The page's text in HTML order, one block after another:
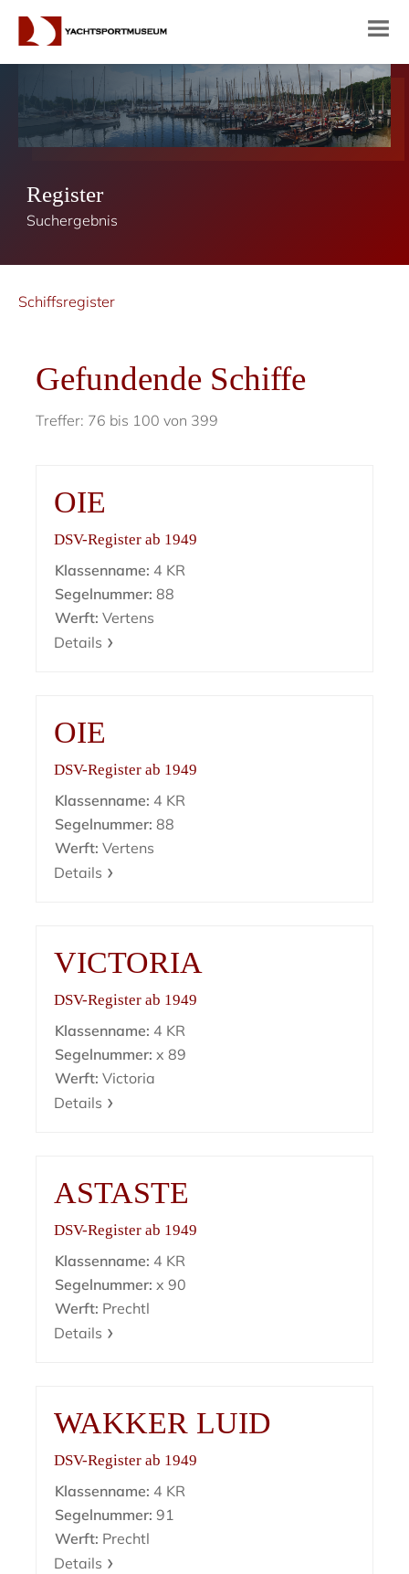
Register
Suchergebnis
Schiffsregister
Gefundende Schiffe
Treffer: 76 bis 100 von 399
OIE
DSV-Register ab 1949
Klassenname: 4 KR
Segelnummer: 88
Werft: Vertens
Details
OIE
DSV-Register ab 1949
Klassenname: 4 KR
Segelnummer: 88
Werft: Vertens
Details
VICTORIA
DSV-Register ab 1949
Klassenname: 4 KR
Segelnummer: x 89
Werft: Victoria
Details
ASTASTE
DSV-Register ab 1949
Klassenname: 4 KR
Segelnummer: x 90
Werft: Prechtl
Details
WAKKER LUID
DSV-Register ab 1949
Klassenname: 4 KR
Segelnummer: 91
Werft: Prechtl
Details